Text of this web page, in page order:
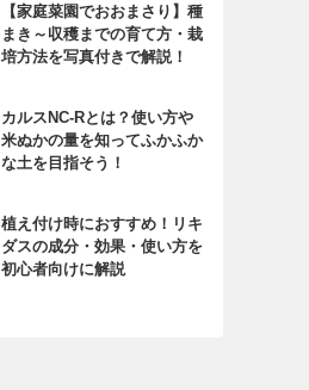
【家庭菜園でおおまさり】種
まき～収穫までの育て方・栽
培方法を写真付きで解説！
カルスNC-Rとは？使い方や
米ぬかの量を知ってふかふか
な土を目指そう！
植え付け時におすすめ！リキ
ダスの成分・効果・使い方を
初心者向けに解説